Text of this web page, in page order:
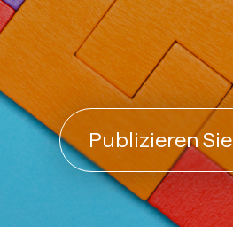
Publizieren